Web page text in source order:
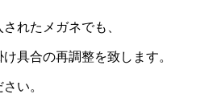
れたメガネでも、
具合の再調整を致します。
い。